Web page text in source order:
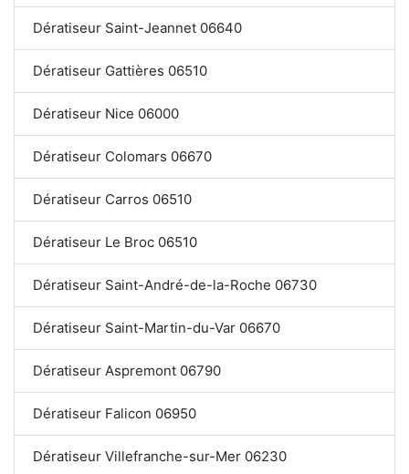
Dératiseur Saint-Jeannet 06640
Dératiseur Gattières 06510
Dératiseur Nice 06000
Dératiseur Colomars 06670
Dératiseur Carros 06510
Dératiseur Le Broc 06510
Dératiseur Saint-André-de-la-Roche 06730
Dératiseur Saint-Martin-du-Var 06670
Dératiseur Aspremont 06790
Dératiseur Falicon 06950
Dératiseur Villefranche-sur-Mer 06230